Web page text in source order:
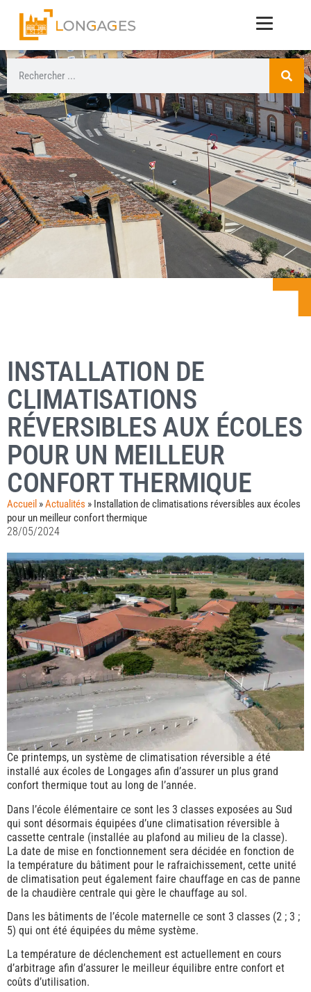
INSTALLATION DE
CLIMATISATIONS
RÉVERSIBLES AUX ÉCOLES
POUR UN MEILLEUR
CONFORT THERMIQUE
Accueil »Actualités » Installation de climatisations réversibles aux écoles
pour un meilleur confort thermique
28/05/2024
Ce printemps, un système de climatisation réversible a été
installé aux écoles de Longages afin d’assurer un plus grand
confort thermique tout au long de l’année.
Dans l’école élémentaire ce sont les 3 classes exposées au Sud
qui sont désormais équipées d’une climatisation réversible à
cassette centrale (installée au plafond au milieu de la classe).
La date de mise en fonctionnement sera décidée en fonction de
la température du bâtiment pour le rafraichissement, cette unité
de climatisation peut également faire chauffage en cas de panne
de la chaudière centrale qui gère le chauffage au sol.
Dans les bâtiments de l’école maternelle ce sont 3 classes (2 ; 3 ;
5) qui ont été équipées du même système.
La température de déclenchement est actuellement en cours
d’arbitrage afin d’assurer le meilleur équilibre entre confort et
coûts d’utilisation.